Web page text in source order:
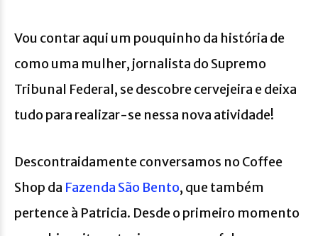
Vou contar aqui um pouquinho da história de
como uma mulher, jornalista do Supremo
Tribunal Federal, se descobre cervejeira e deixa
tudo para realizar-se nessa nova atividade!
Descontraidamente conversamos no Coffee
Shop da Fazenda São Bento, que também
pertence à Patricia. Desde o primeiro momento